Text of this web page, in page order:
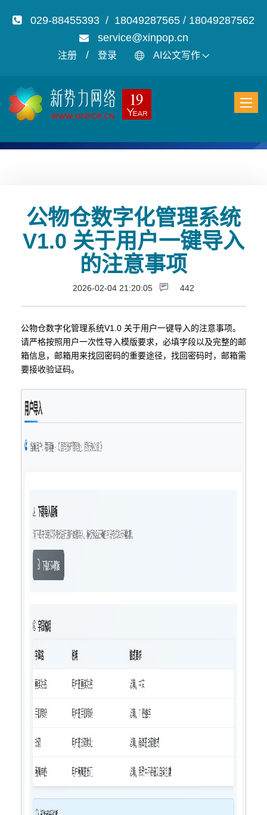
029-88455393 / 18049287565 / 18049287562
service@xinpop.cn
注册 / 登录 AI公文写作
公物仓数字化管理系统
V1.0 关于用户一键导入
的注意事项
2026-02-04 21:20:05 442
公物仓数字化管理系统V1.0 关于用户一键导入的注意事项。
请严格按照用户一次性导入模版要求，必填字段以及完整的邮
箱信息，邮箱用来找回密码的重要途径，找回密码时，邮箱需
要接收验证码。